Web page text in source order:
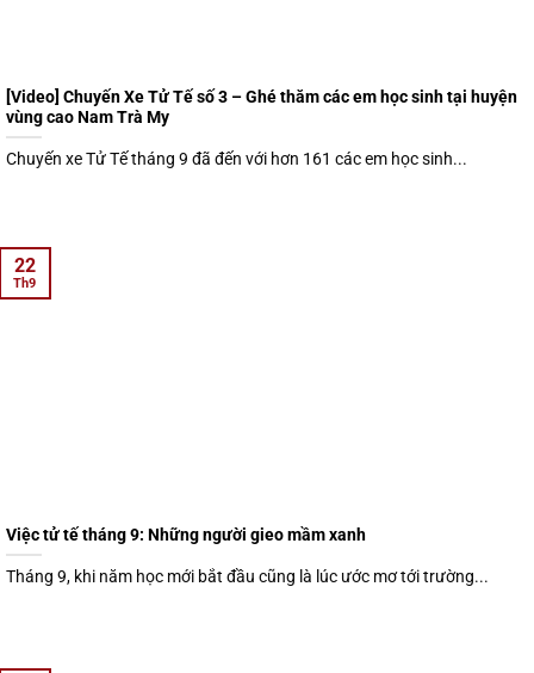
[Video] Chuyến Xe Tử Tế số 3 – Ghé thăm các em học sinh tại huyện
vùng cao Nam Trà My
Chuyến xe Tử Tế tháng 9 đã đến với hơn 161 các em học sinh...
Việc tử tế tháng 9: Những người gieo mầm xanh
Tháng 9, khi năm học mới bắt đầu cũng là lúc ước mơ tới trường...
22
Th9